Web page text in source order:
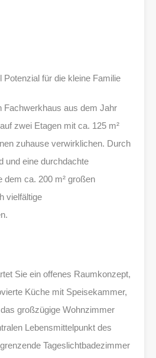
für die kleine Familie
Fachwerkhaus aus dem Jahr
zwei Etagen mit ca. 125 m²
zuhause verwirklichen. Durch
und eine durchdachte
dem ca. 200 m² großen
vielfältige
Sie ein offenes Raumkonzept,
Küche mit Speisekammer,
großzügige Wohnzimmer
Lebensmittelpunkt des
Tageslichtbadezimmer